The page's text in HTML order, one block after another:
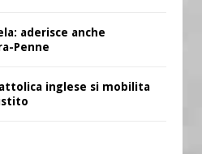
aderisce anche
Penne
inglese si mobilita